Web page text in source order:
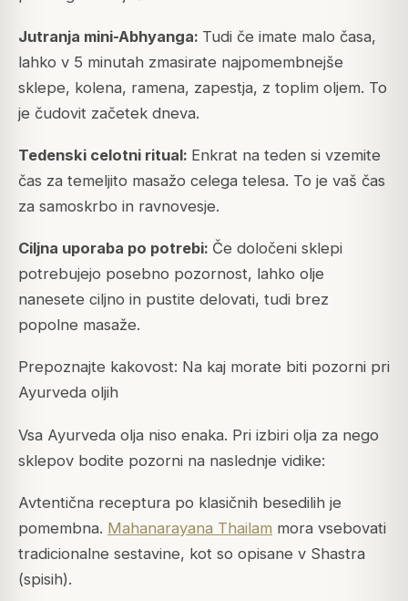
Jutranja mini-Abhyanga: Tudi če imate malo časa,
lahko v 5 minutah zmasirate najpomembnejše
sklepe, kolena, ramena, zapestja, z toplim oljem. To
je čudovit začetek dneva.
Tedenski celotni ritual: Enkrat na teden si vzemite
čas za temeljito masažo celega telesa. To je vaš čas
za samoskrbo in ravnovesje.
Ciljna uporaba po potrebi: Če določeni sklepi
potrebujejo posebno pozornost, lahko olje
nanesete ciljno in pustite delovati, tudi brez
popolne masaže.
Prepoznajte kakovost: Na kaj morate biti pozorni pri
Ayurveda oljih
Vsa Ayurveda olja niso enaka. Pri izbiri olja za nego
sklepov bodite pozorni na naslednje vidike:
Avtentična receptura po klasičnih besedilih je
pomembna. Mahanarayana Thailam mora vsebovati
tradicionalne sestavine, kot so opisane v Shastra
(spisih).